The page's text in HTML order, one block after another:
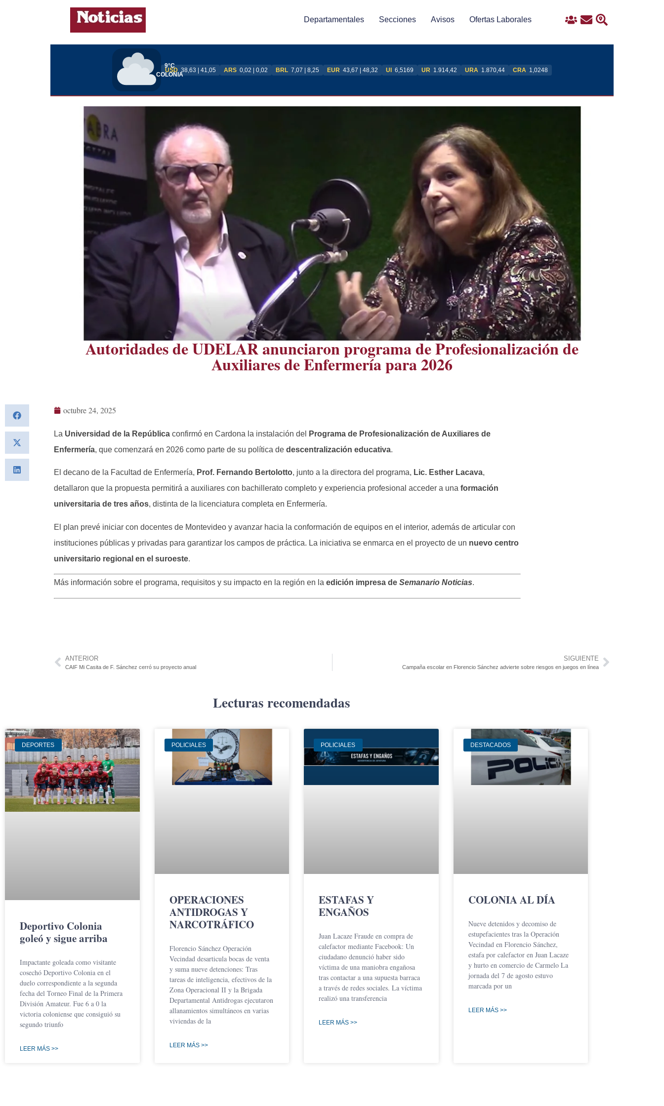
Departamentales Secciones Avisos Ofertas Laborales IngresoContacto
Buscar
9°C
COLONIA
USD 38,63 | 41,05 ARS 0,02 | 0,02 BRL 7,07 | 8,25 EUR 43,67 | 48,32 UI 6,5169 UR 1.914,42 URA 1.870,44 CRA 1,0248
Autoridades de UDELAR anunciaron programa de Profesionalización de
Auxiliares de Enfermería para 2026
octubre 24, 2025
La Universidad de la República confirmó en Cardona la instalación del
Programa de Profesionalización de Auxiliares de
Enfermería, que comenzará en 2026 como parte de su política dedescentralización educativa.
El decano de la Facultad de Enfermería, Prof. Fernando Bertolotto, junto a la directora del programa, Lic. Esther Lacava,
detallaron que la propuesta permitirá a auxiliares con bachillerato completo y experiencia profesional acceder a unaformación
universitaria de tres años, distinta de la licenciatura completa en Enfermería.
El plan prevé iniciar con docentes de Montevideo y avanzar hacia la conformación de equipos en el interior, además de articular con
instituciones públicas y privadas para garantizar los campos de práctica. La iniciativa se enmarca en el proyecto de un nuevo centro
universitario regional en el suroeste.
Más información sobre el programa, requisitos y su impacto en la región en laedición impresa deSemanario Noticias.
ANTERIOR
CAIF Mi Casita de F. Sánchez cerró su proyecto anual
SIGUIENTE
Campaña escolar en Florencio Sánchez advierte sobre riesgos en juegos en línea
Lecturas recomendadas
DEPORTES
Deportivo Colonia
goleó y sigue arriba
Impactante goleada como visitante
cosechó Deportivo Colonia en el
duelo correspondiente a la segunda
fecha del Torneo Final de la Primera
División Amateur. Fue 6 a 0 la
victoria coloniense que consiguió su
segundo triunfo
LEER MÁS >>
POLICIALES
OPERACIONES
ANTIDROGAS Y
NARCOTRÁFICO
Florencio Sánchez Operación
Vecindad desarticula bocas de venta
y suma nueve detenciones: Tras
tareas de inteligencia, efectivos de la
Zona Operacional II y la Brigada
Departamental Antidrogas ejecutaron
allanamientos simultáneos en varias
viviendas de la
LEER MÁS >>
POLICIALES
ESTAFAS Y
ENGAÑOS
Juan Lacaze Fraude en compra de
calefactor mediante Facebook: Un
ciudadano denunció haber sido
víctima de una maniobra engañosa
tras contactar a una supuesta barraca
a través de redes sociales. La víctima
realizó una transferencia
LEER MÁS >>
DESTACADOS
COLONIA AL DÍA
Nueve detenidos y decomiso de
estupefacientes tras la Operación
Vecindad en Florencio Sánchez,
estafa por calefactor en Juan Lacaze
y hurto en comercio de Carmelo La
jornada del 7 de agosto estuvo
marcada por un
LEER MÁS >>